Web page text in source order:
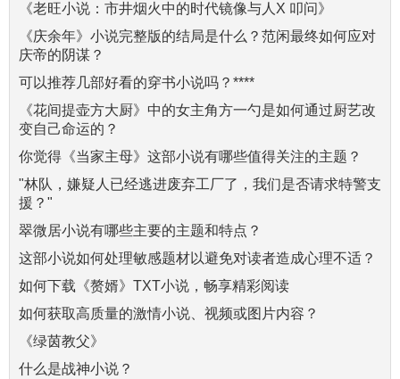
《老旺小说：市井烟火中的时代镜像与人X 叩问》
《庆余年》小说完整版的结局是什么？范闲最终如何应对
庆帝的阴谋？
可以推荐几部好看的穿书小说吗？****
《花间提壶方大厨》中的女主角方一勺是如何通过厨艺改
变自己命运的？
你觉得《当家主母》这部小说有哪些值得关注的主题？
"林队，嫌疑人已经逃进废弃工厂了，我们是否请求特警支
援？"
翠微居小说有哪些主要的主题和特点？
这部小说如何处理敏感题材以避免对读者造成心理不适？
如何下载《赘婿》TXT小说，畅享精彩阅读
如何获取高质量的激情小说、视频或图片内容？
《绿茵教父》
什么是战神小说？